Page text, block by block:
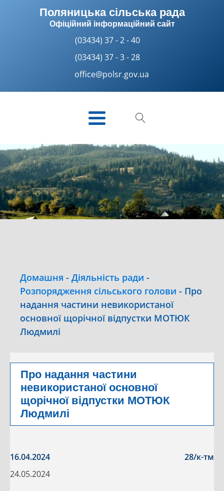
Поляницька сільська рада
Офіційний інформаційний сайт
(03434) 37 - 2 - 40
(03434) 37 - 3 - 28
office@polsr.gov.ua
Домашня - Діяльність ради -
Розпорядження сільського голови - Про
надання частини невикористаної
основної щорічної відпустки МОТЮК
Людмилі
Про надання частини
невикористаної основної
щорічної відпустки МОТЮК
Людмилі
16.04.2024
28/к-тм
24.05.2024